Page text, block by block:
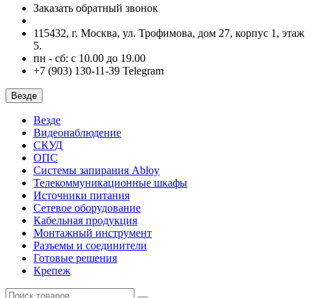
Заказать обратный звонок
115432, г. Москва, ул. Трофимова, дом 27, корпус 1, этаж
5.
пн - сб: с 10.00 до 19.00
+7 (903) 130-11-39 Telegram
Везде
Везде
Видеонаблюдение
СКУД
ОПС
Системы запирания Abloy
Телекоммуникационные шкафы
Источники питания
Сетевое оборудование
Кабельная продукция
Монтажный инструмент
Разъемы и соединители
Готовые решения
Крепеж